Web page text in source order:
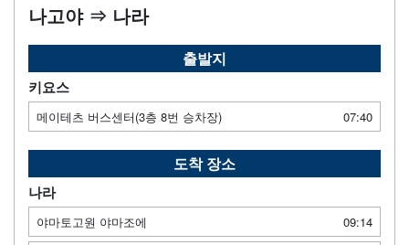
나고야 ⇒ 나라
출발지
키요스
메이테츠 버스센터(3층 8번 승차장) 07:40
도착 장소
나라
야마토고원 야마조에
09:14